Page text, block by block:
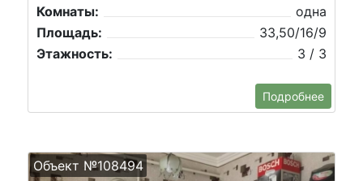
Комнаты:
одна
Площадь:
33,50/16/9
Этажность:
3 / 3
Подробнее
Объект №108494